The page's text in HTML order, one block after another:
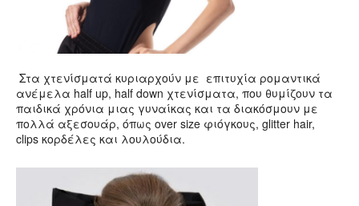
Στα χτενίσματά κυριαρχούν με επιτυχία ρομαντικά
ανέμελα half up, half down χτενίσματα, που θυμίζουν τα
παιδικά χρόνια μιας γυναίκας και τα διακόσμουν με
πολλά αξεσουάρ, όπως over size φιόγκους, glitter hair,
clips κορδέλες και λουλούδια.